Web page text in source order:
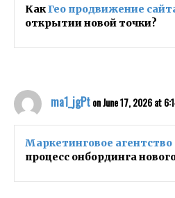
КакГео продвижение
открытии новой точки?
ma1_jgPton June 17, 2026 at
Маркетинговое агентство
процесс онбординга